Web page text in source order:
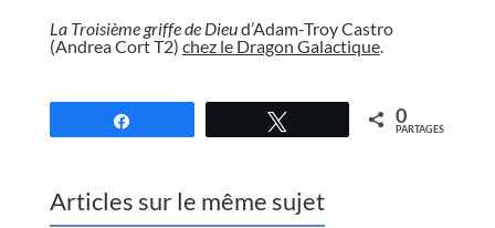
La Troisième griffe de Dieud’Adam-Troy Castro
(Andrea Cort T2) chez le Dragon Galactique.
0
PARTAGES
Articles sur le même sujet